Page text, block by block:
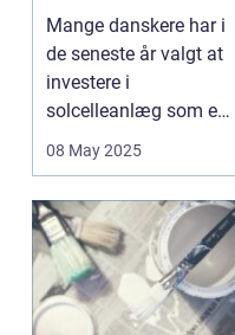
vinteren?
Mange danskere har i
de seneste år valgt at
investere i
solcelleanlæg som en
bæred...
08 May 2025